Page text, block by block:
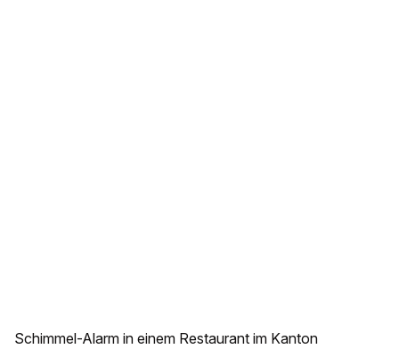
Schimmel-Alarm in einem Restaurant im Kanton